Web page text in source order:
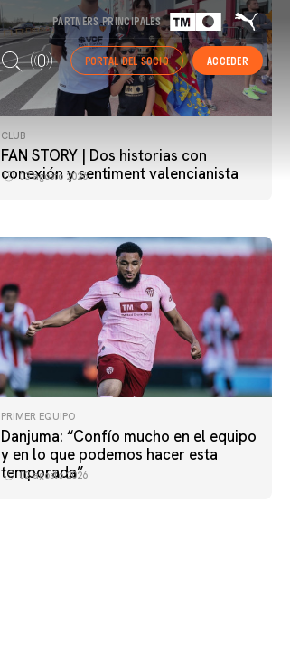
PARTNERS PRINCIPALES
PORTAL DEL SOCIO ACCEDER
CLUB
FAN STORY | Dos historias con
conexión y sentiment valencianista
03 agosto 2026
PRIMER EQUIPO
Danjuma: “Confío mucho en el equipo
y en lo que podemos hacer esta
temporada”
02 agosto 2026
PRIMER EQUIPO
bet365 Stadium 📍